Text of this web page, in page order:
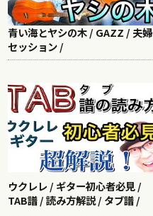
青い海とヤシの木 / GAZZ / 夫婦
セッション /
ウクレレ / ギター初心者必見 /
TAB譜 / 読み方解説 / タブ譜 /